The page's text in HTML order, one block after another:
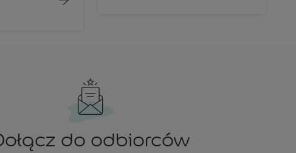
do odbiorców